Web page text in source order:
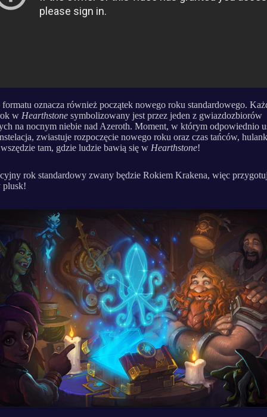
formatu oznacza również początek nowego roku standardowego.
w Hearthstone symbolizowany jest przez jeden z gwiazdozbiorów
na nocnym niebie nad Azeroth. Moment, w którym odpowiednio
zwiastuje rozpoczęcie nowego roku oraz czas tańców,
tam, gdzie ludzie bawią się w Hearthstone!
rok standardowy zwany będzie Rokiem Krakena, więc
plusk!